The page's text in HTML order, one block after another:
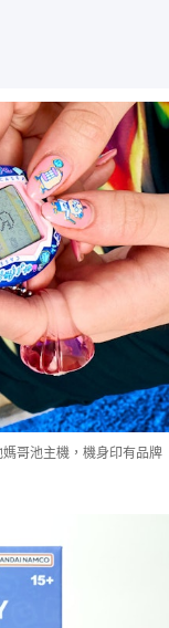
哥池主機，機身印有品牌